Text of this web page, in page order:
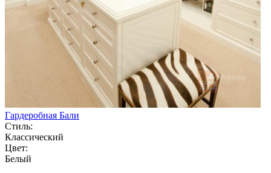
Гардеробная Бали
Стиль:
Классический
Цвет:
Белый